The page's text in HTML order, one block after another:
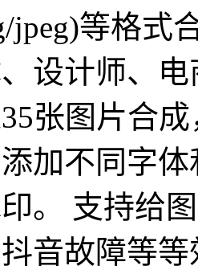
jpeg)等格式
设计师、
张图片合
加不同字
。 支持给
音故障等